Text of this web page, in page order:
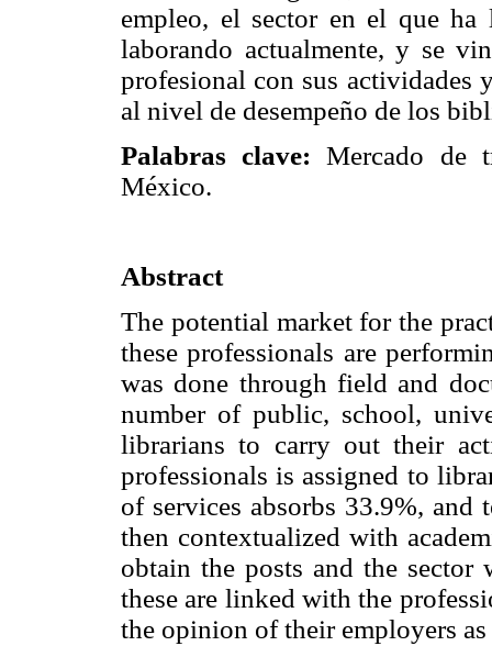
empleo, el sector en el que
laborando actualmente, y se
profesional con sus actividades
al nivel de desempeño de los
Palabras clave: Mercado de
México.
Abstract
The potential market for the
these professionals are
was done through field and
number of public, school,
librarians to carry out their
professionals is assigned to
of services absorbs 33.9%, and
then contextualized with
obtain the posts and the
these are linked with the
the opinion of their employers